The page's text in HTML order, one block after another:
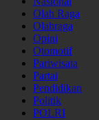
Olah Raga
Olahraga
Opini
Otomotif
Pariwisata
Partai
Pendidikan
Politik
POLRI